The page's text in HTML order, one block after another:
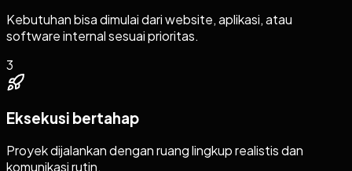
Kebutuhan bisa dimulai dari website, aplikasi, atau
software internal sesuai prioritas.
3
Eksekusi bertahap
Proyek dijalankan dengan ruang lingkup realistis dan
komunikasi rutin.